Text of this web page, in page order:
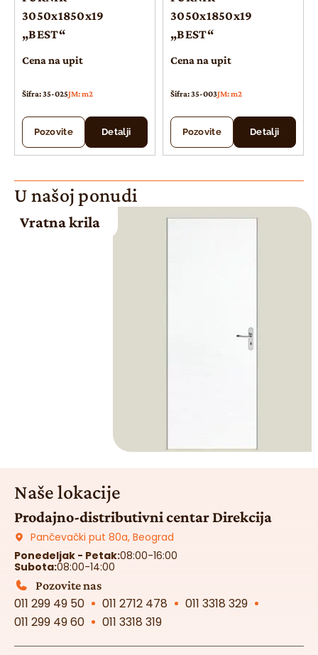
3050x1850x19
„BEST“
Cena na upit
Šifra: 35-025JM: m2
Pozovite Detalji
3050x1850x19
„BEST“
Cena na upit
Šifra: 35-003JM: m2
Pozovite Detalji
U našoj ponudi
Vratna krila
Naše lokacije
Prodajno-distributivni centar Direkcija
Pančevački put 80a, Beograd
Ponedeljak - Petak:08:00-16:00
Subota:08:00-14:00
Pozovite nas
011 299 49 50 011 2712 478
011 3318 329
011 299 49 60
011 3318 319